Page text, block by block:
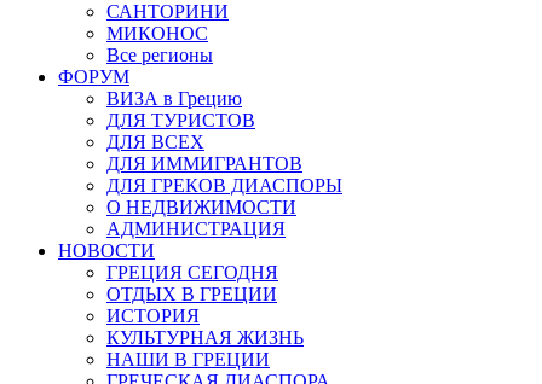
САНТОРИНИ
МИКОНОС
Все регионы
ФОРУМ
ВИЗА в Грецию
ДЛЯ ТУРИСТОВ
ДЛЯ ВСЕХ
ДЛЯ ИММИГРАНТОВ
ДЛЯ ГРЕКОВ ДИАСПОРЫ
О НЕДВИЖИМОСТИ
АДМИНИСТРАЦИЯ
НОВОСТИ
ГРЕЦИЯ СЕГОДНЯ
ОТДЫХ В ГРЕЦИИ
ИСТОРИЯ
КУЛЬТУРНАЯ ЖИЗНЬ
НАШИ В ГРЕЦИИ